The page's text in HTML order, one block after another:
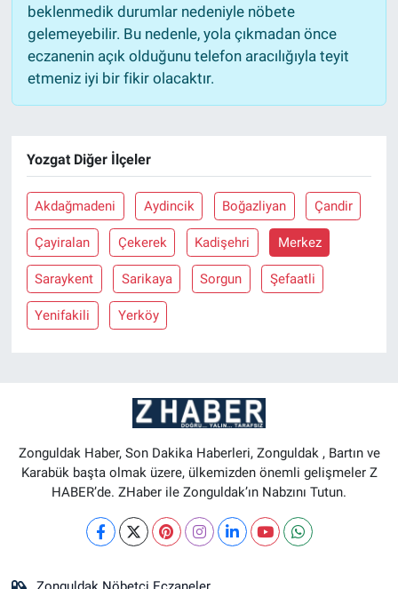
beklenmedik durumlar nedeniyle nöbete
gelemeyebilir. Bu nedenle, yola çıkmadan önce
eczanenin açık olduğunu telefon aracılığıyla teyit
etmeniz iyi bir fikir olacaktır.
Yozgat Diğer İlçeler
Akdağmadeni Aydincik Boğazliyan Çandir
Çayiralan Çekerek Kadişehri Merkez
Saraykent Sarikaya Sorgun Şefaatli
Yenifakili Yerköy
Zonguldak Haber, Son Dakika Haberleri, Zonguldak , Bartın ve
Karabük başta olmak üzere, ülkemizden önemli gelişmeler Z
HABER’de. ZHaber ile Zonguldak’ın Nabzını Tutun.